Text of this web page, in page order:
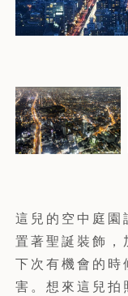
這兒的空中庭園
置著聖誕裝飾，
下次有機會的
害。想來這兒拍